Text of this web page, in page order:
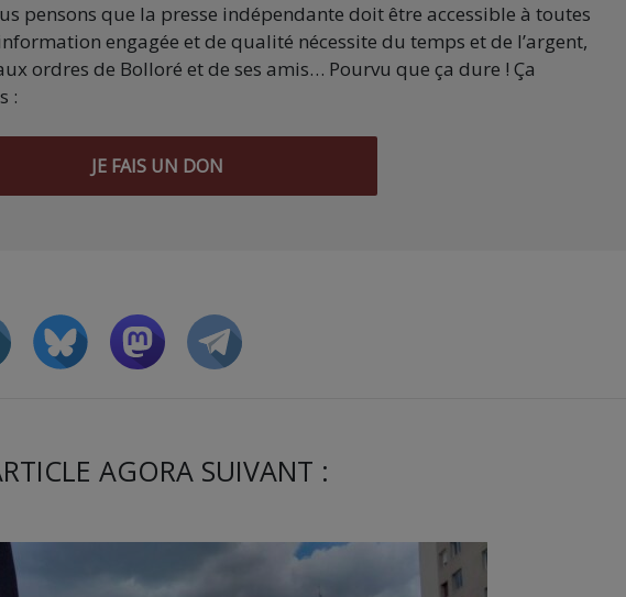
pensons que la presse indépendante doit être accessible à toutes
engagée et de qualité nécessite du temps et de l’argent,
ordres de Bolloré et de ses amis… Pourvu que ça dure ! Ça
:
JE FAIS UN DON
AGORA SUIVANT :